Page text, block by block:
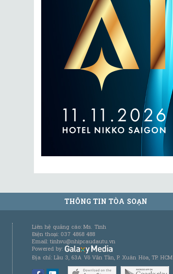
THÔNG TIN TÒA SOẠN
Liên hệ quảng cáo: Ms. Tình
Điện thoại: 037 4868 488
Email: tinhvu@nhipcaudautu.vn
Powered by:
Địa chỉ: Lầu 3, 63A Võ Văn Tần, P. Xuân Hòa, TP. HCM